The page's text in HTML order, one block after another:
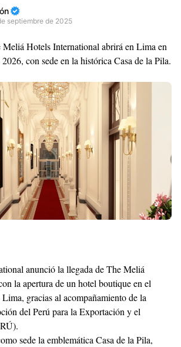
septiembre de 2025
Hotels International abrirá en Lima en
con sede en la histórica Casa de la Pila.
anunció la llegada de The Meliá
la apertura de un hotel boutique en el
gracias al acompañamiento de la
del Perú para la Exportación y el
sede la emblemática Casa de la Pila,